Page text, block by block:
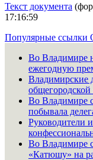
Текст документа
17:16:59
Популярные ссылки
Во Владимире
ежегодную
Владимирские
Во Владимире
побывала
Руководители
Во Владимире
«Катюшу» на